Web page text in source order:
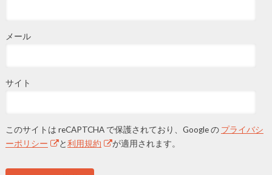
メール
サイト
このサイトは reCAPTCHA で保護されており、Google の プライバシ
ーポリシー
と利用規約 が適用されます。